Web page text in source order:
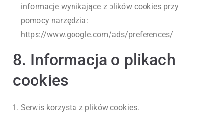
informacje wynikające z plików cookies przy
pomocy narzędzia:
https://www.google.com/ads/preferences/
8. Informacja o plikach
cookies
Serwis korzysta z plików cookies.